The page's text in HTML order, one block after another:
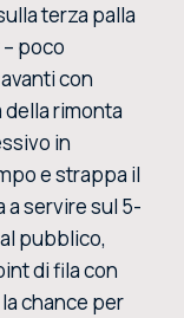
terza palla
poco
con
rimonta
in
e strappa il
a servire sul 5-
pubblico,
di fila con
chance per